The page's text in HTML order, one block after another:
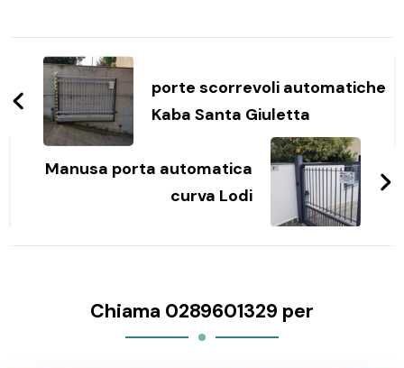
Navigazione
articoli
porte scorrevoli automatiche
Kaba Santa Giuletta
Manusa porta automatica
curva Lodi
Chiama 0289601329 per